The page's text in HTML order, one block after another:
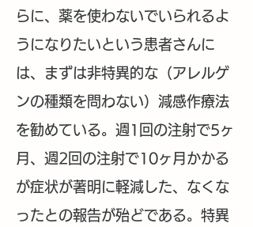
らに、薬を使わないでいられるよ
うになりたいという患者さんに
は、まずは非特異的な（アレルゲ
ンの種類を問わない）減感作療法
を勧めている。週1回の注射で5ヶ
月、週2回の注射で10ヶ月かかる
が症状が著明に軽減した、なくな
ったとの報告が殆どである。特異